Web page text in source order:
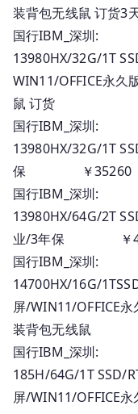
装背包无线鼠 订货3
国行IBM_深
13980HX/32G/1T
WIN11/OFFICE
鼠 订货
国行IBM_深
13980HX/32G/1T
保 ￥35260 背
国行IBM_深
13980HX/64G/2T
业/3年保 ￥
国行IBM_深
14700HX/16G/
屏/WIN11/
装背包无线鼠
国行IBM_深圳
185H/64G/1T SSD/
屏/WIN11/